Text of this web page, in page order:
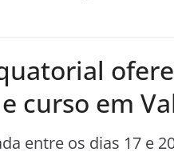
curso em
entre os dias 17 e